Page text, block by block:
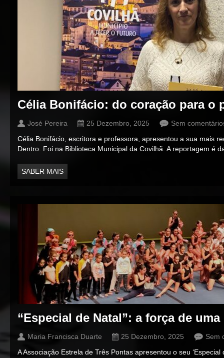
Célia Bonifácio: do coração para o
José Pereira 25 Dezembro, 2025
Sem
Célia Bonifácio, escritora e professora, apresentou a sua mais
Dentro. Foi na Biblioteca Municipal da Covilhã. A reportagem é
SABER MAIS
“Especial de Natal”: a força de
Maria Francisca Duarte 25 Dezembro, 2025
Sem
A Associação Estrela de Três Pontas apresentou o seu